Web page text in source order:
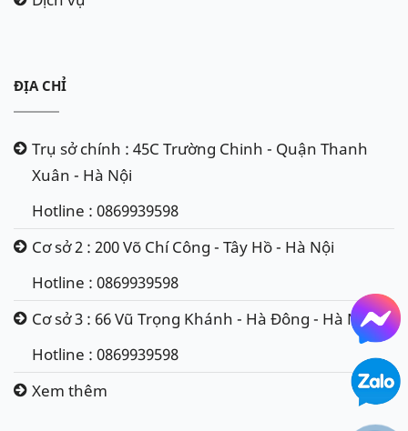
ĐỊA CHỈ
Trụ sở chính : 45C Trường Chinh - Quận Thanh
Xuân - Hà Nội
Hotline : 0869939598
Cơ sở 2 : 200 Võ Chí Công - Tây Hồ - Hà Nội
Hotline : 0869939598
Cơ sở 3 : 66 Vũ Trọng Khánh - Hà Đông - Hà Nội
Hotline : 0869939598
Xem thêm